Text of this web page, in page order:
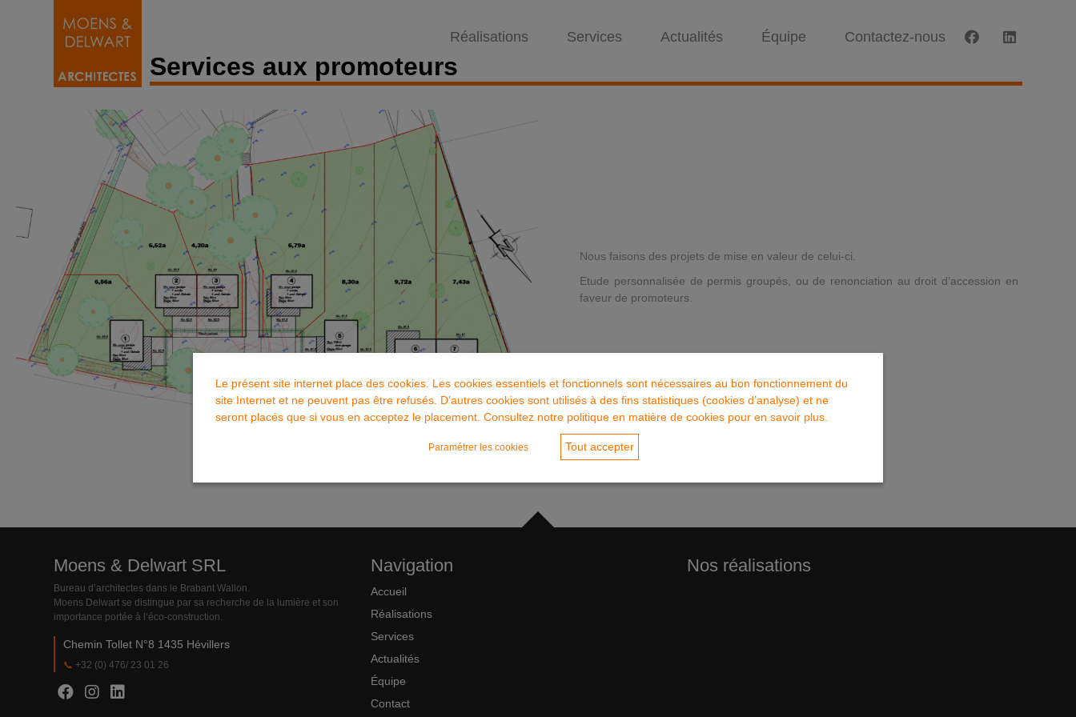
Réalisations Services Actualités Équipe Contactez-nous
Services aux promoteurs
Nous faisons des projets de mise en valeur de celui-ci.
Etude personnalisée de permis groupés, ou de renonciation au droit d’accession en
faveur de promoteurs.
Moens & Delwart SRL
Bureau d’architectes dans le Brabant Wallon.
Moens Delwart se distingue par sa recherche de la lumière et son
importance portée à l’éco-construction.
Chemin Tollet N°8 1435 Hévillers
+32 (0) 476/ 23 01 26
Navigation
Accueil
Réalisations
Services
Actualités
Équipe
Contact
Nos réalisations
Le présent site internet place des cookies. Les cookies essentiels et fonctionnels sont nécessaires au bon fonctionnement du
site Internet et ne peuvent pas être refusés. D’autres cookies sont utilisés à des fins statistiques (cookies d’analyse) et ne
seront placés que si vous en acceptez le placement. Consultez notre politique en matière de cookies pour en savoir plus.
Paramétrer les cookies Tout accepter